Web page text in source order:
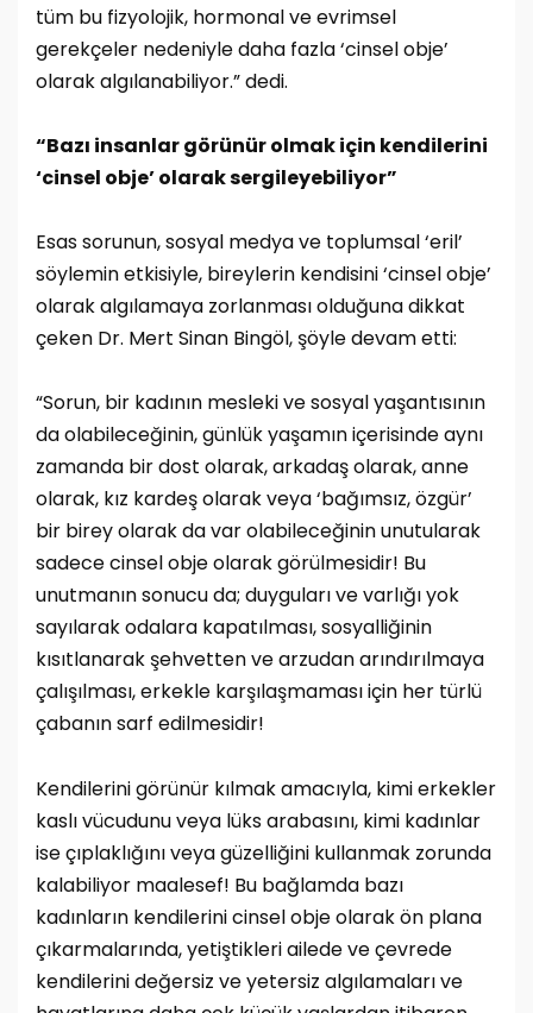
tüm bu fizyolojik, hormonal ve evrimsel
gerekçeler nedeniyle daha fazla ‘cinsel obje’
olarak algılanabiliyor.” dedi.
“Bazı insanlar görünür olmak için kendilerini
‘cinsel obje’ olarak sergileyebiliyor”
Esas sorunun, sosyal medya ve toplumsal ‘eril’
söylemin etkisiyle, bireylerin kendisini ‘cinsel obje’
olarak algılamaya zorlanması olduğuna dikkat
çeken Dr. Mert Sinan Bingöl, şöyle devam etti:
“Sorun, bir kadının mesleki ve sosyal yaşantısının
da olabileceğinin, günlük yaşamın içerisinde aynı
zamanda bir dost olarak, arkadaş olarak, anne
olarak, kız kardeş olarak veya ‘bağımsız, özgür’
bir birey olarak da var olabileceğinin unutularak
sadece cinsel obje olarak görülmesidir! Bu
unutmanın sonucu da; duyguları ve varlığı yok
sayılarak odalara kapatılması, sosyalliğinin
kısıtlanarak şehvetten ve arzudan arındırılmaya
çalışılması, erkekle karşılaşmaması için her türlü
çabanın sarf edilmesidir!
Kendilerini görünür kılmak amacıyla, kimi erkekler
kaslı vücudunu veya lüks arabasını, kimi kadınlar
ise çıplaklığını veya güzelliğini kullanmak zorunda
kalabiliyor maalesef! Bu bağlamda bazı
kadınların kendilerini cinsel obje olarak ön plana
çıkarmalarında, yetiştikleri ailede ve çevrede
kendilerini değersiz ve yetersiz algılamaları ve